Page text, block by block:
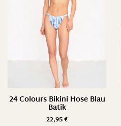
24 Colours Bikini Hose Blau
Batik
22,95€